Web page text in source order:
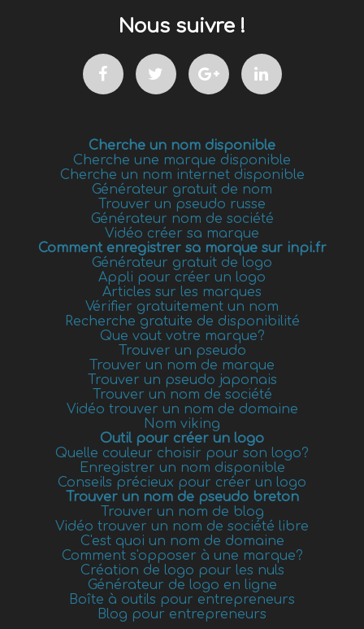
Nous suivre !
Cherche un nom disponible
Cherche une marque disponible
Cherche un nom internet disponible
Générateur gratuit de nom
Trouver un pseudo russe
Générateur nom de société
Vidéo créer sa marque
Comment enregistrer sa marque sur inpi.fr
Générateur gratuit de logo
Appli pour créer un logo
Articles sur les marques
Vérifier gratuitement un nom
Recherche gratuite de disponibilité
Que vaut votre marque?
Trouver un pseudo
Trouver un nom de marque
Trouver un pseudo japonais
Trouver un nom de société
Vidéo trouver un nom de domaine
Nom viking
Outil pour créer un logo
Quelle couleur choisir pour son logo?
Enregistrer un nom disponible
Conseils précieux pour créer un logo
Trouver un nom de pseudo breton
Trouver un nom de blog
Vidéo trouver un nom de société libre
C'est quoi un nom de domaine
Comment s'opposer à une marque?
Création de logo pour les nuls
Générateur de logo en ligne
Boîte à outils pour entrepreneurs
Blog pour entrepreneurs